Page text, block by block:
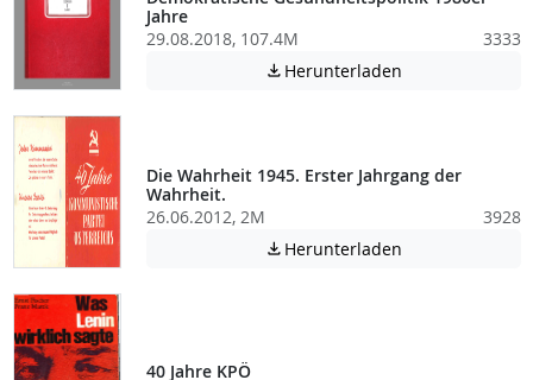
Jahre
29.08.2018, 107.4M
3333
 Herunterladen
Die Wahrheit 1945. Erster Jahrgang der
Wahrheit.
26.06.2012, 2M
3928
 Herunterladen
40 Jahre KPÖ